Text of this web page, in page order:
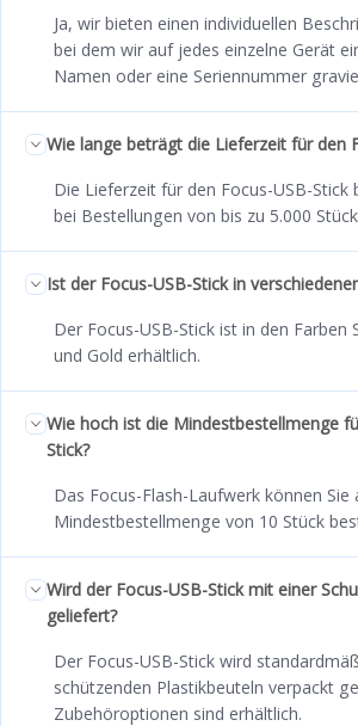
Ja, wir bieten einen individuellen
bei dem wir auf jedes einzelne Gerät
Namen oder eine Seriennummer
Wie lange beträgt die Lieferzeit für den
Die Lieferzeit für den Focus-USB-
bei Bestellungen von bis zu 5.000
Ist der Focus-USB-Stick in
Der Focus-USB-Stick ist in den Farben
und Gold erhältlich.
Wie hoch ist die Mindestbestellmenge
Stick?
Das Focus-Flash-Laufwerk können Sie
Mindestbestellmenge von 10 Stück
Wird der Focus-USB-Stick mit einer
geliefert?
Der Focus-USB-Stick wird
schützenden Plastikbeuteln verpackt
Zubehöroptionen sind erhältlich.